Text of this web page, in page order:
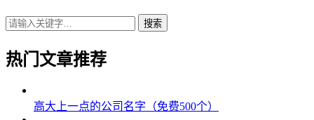
搜索
热门文章推荐
高大上一点的公司名字（免费500个）